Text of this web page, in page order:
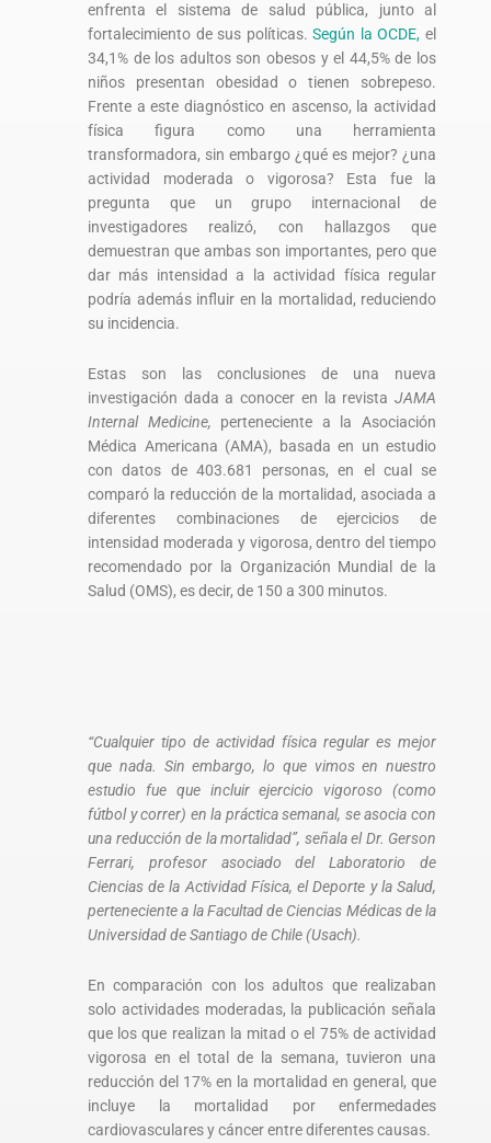
enfrenta el sistema de salud pública, junto al
fortalecimiento de sus políticas.Según la OCDE, el
34,1% de los adultos son obesos y el 44,5% de los
niños presentan obesidad o tienen sobrepeso.
Frente a este diagnóstico en ascenso, la actividad
física figura como una herramienta
transformadora, sin embargo ¿qué es mejor? ¿una
actividad moderada o vigorosa? Esta fue la
pregunta que un grupo internacional de
investigadores realizó, con hallazgos que
demuestran que ambas son importantes, pero que
dar más intensidad a la actividad física regular
podría además influir en la mortalidad, reduciendo
su incidencia.
Estas son las conclusiones de una nueva
investigación dada a conocer en la revista JAMA
Internal Medicine, perteneciente a la Asociación
Médica Americana (AMA), basada en un estudio
con datos de 403.681 personas, en el cual se
comparó la reducción de la mortalidad, asociada a
diferentes combinaciones de ejercicios de
intensidad moderada y vigorosa, dentro del tiempo
recomendado por la Organización Mundial de la
Salud (OMS), es decir, de 150 a 300 minutos.
“Cualquier tipo de actividad física regular es mejor
que nada. Sin embargo, lo que vimos en nuestro
estudio fue que incluir ejercicio vigoroso (como
fútbol y correr) en la práctica semanal, se asocia con
una reducción de la mortalidad”, señala el Dr. Gerson
Ferrari, profesor asociado del Laboratorio de
Ciencias de la Actividad Física, el Deporte y la Salud,
perteneciente a la Facultad de Ciencias Médicas de la
Universidad de Santiago de Chile (Usach).
En comparación con los adultos que realizaban
solo actividades moderadas, la publicación señala
que los que realizan la mitad o el 75% de actividad
vigorosa en el total de la semana, tuvieron una
reducción del 17% en la mortalidad en general, que
incluye la mortalidad por enfermedades
cardiovasculares y cáncer entre diferentes causas.